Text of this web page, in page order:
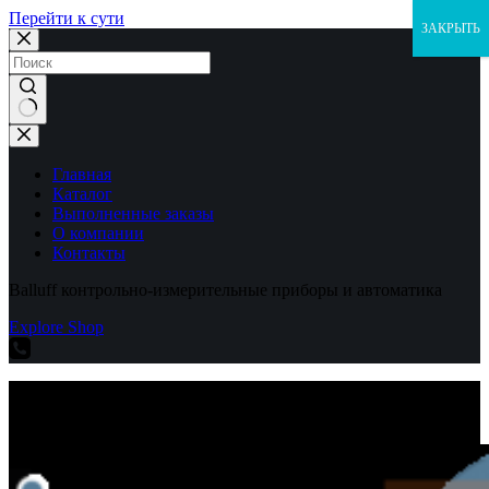
Перейти к сути
Ничего
не
найденоГлавная
Каталог
Выполненные заказы
О компании
Контакты
Balluff контрольно-измерительные приборы и автоматика
Explore Shop
ЗАКРЫТЬ